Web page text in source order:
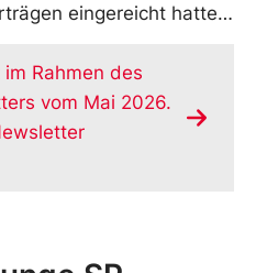
eingereicht hatte…
Rahmen des
vom Mai 2026.